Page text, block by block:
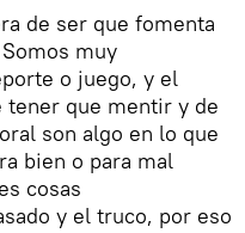
de ser que fomenta
muy
o juego, y el
tener que mentir y de
son algo en lo que
bien o para mal
cosas
y el truco, por eso